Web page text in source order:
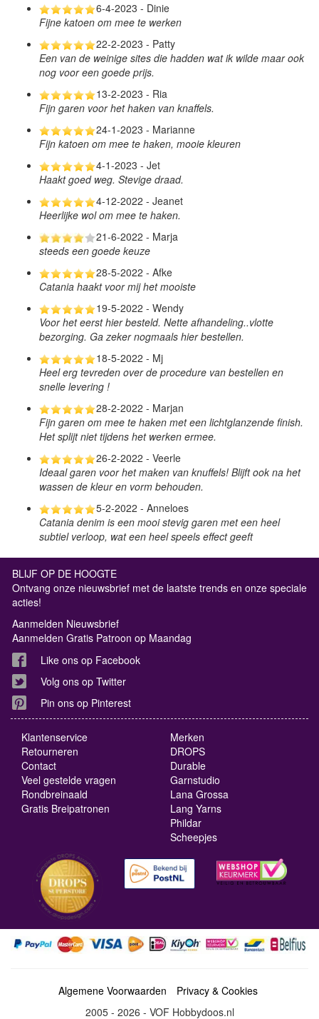
6-4-2023 - Dinie
Fijne katoen om mee te werken
22-2-2023 - Patty
Een van de weinige sites die hadden wat ik wilde maar ook
nog voor een goede prijs.
13-2-2023 - Ria
Fijn garen voor het haken van knaffels.
24-1-2023 - Marianne
Fijn katoen om mee te haken, mooie kleuren
4-1-2023 - Jet
Haakt goed weg. Stevige draad.
4-12-2022 - Jeanet
Heerlijke wol om mee te haken.
21-6-2022 - Marja
steeds een goede keuze
28-5-2022 - Afke
Catania haakt voor mij het mooiste
19-5-2022 - Wendy
Voor het eerst hier besteld. Nette afhandeling..vlotte
bezorging. Ga zeker nogmaals hier bestellen.
18-5-2022 - Mj
Heel erg tevreden over de procedure van bestellen en
snelle levering !
28-2-2022 - Marjan
Fijn garen om mee te haken met een lichtglanzende finish.
Het splijt niet tijdens het werken ermee.
26-2-2022 - Veerle
Ideaal garen voor het maken van knuffels! Blijft ook na het
wassen de kleur en vorm behouden.
5-2-2022 - Anneloes
Catania denim is een mooi stevig garen met een heel
subtiel verloop, wat een heel speels effect geeft
BLIJF OP DE HOOGTE
Ontvang onze nieuwsbrief met de laatste trends en onze speciale
acties!
Aanmelden Nieuwsbrief
Aanmelden Gratis Patroon op Maandag
Like ons op Facebook
Volg ons op Twitter
Pin ons op Pinterest
Klantenservice
Retourneren
Contact
Veel gestelde vragen
Rondbreinaald
Gratis Breipatronen
Merken
DROPS
Durable
Garnstudio
Lana Grossa
Lang Yarns
Phildar
Scheepjes
Algemene Voorwaarden
Privacy & Cookies
2005 - 2026 - VOF Hobbydoos.nl